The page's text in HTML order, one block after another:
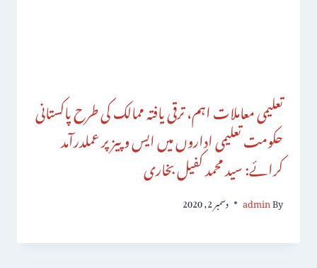
تعلیمی معاملات اہم، ترقی یافتہ ممالک کی طرح پاکستانی
حکومت تعلیمی اداروں میں ایس و پیز پر عملدرآمد
کرائے: سید محمد کفیل بخاری
By
admin دسمبر 2, 2020